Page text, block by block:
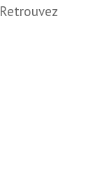
Retrouvez